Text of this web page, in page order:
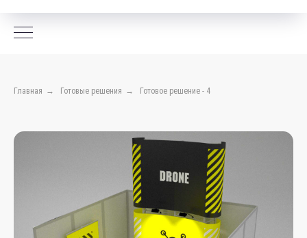
Главная → Готовые решения → Готовое решение - 4